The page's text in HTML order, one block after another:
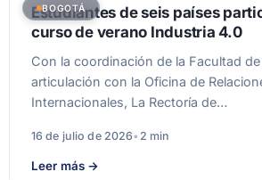
BOGOTÁ
Estudiantes de seis países
curso de verano Industria 4.0
Con la coordinación de la Facultad
articulación con la Oficina de
Internacionales, La Rectoría de…
16 de julio de 2026• 2 min
Leer más →